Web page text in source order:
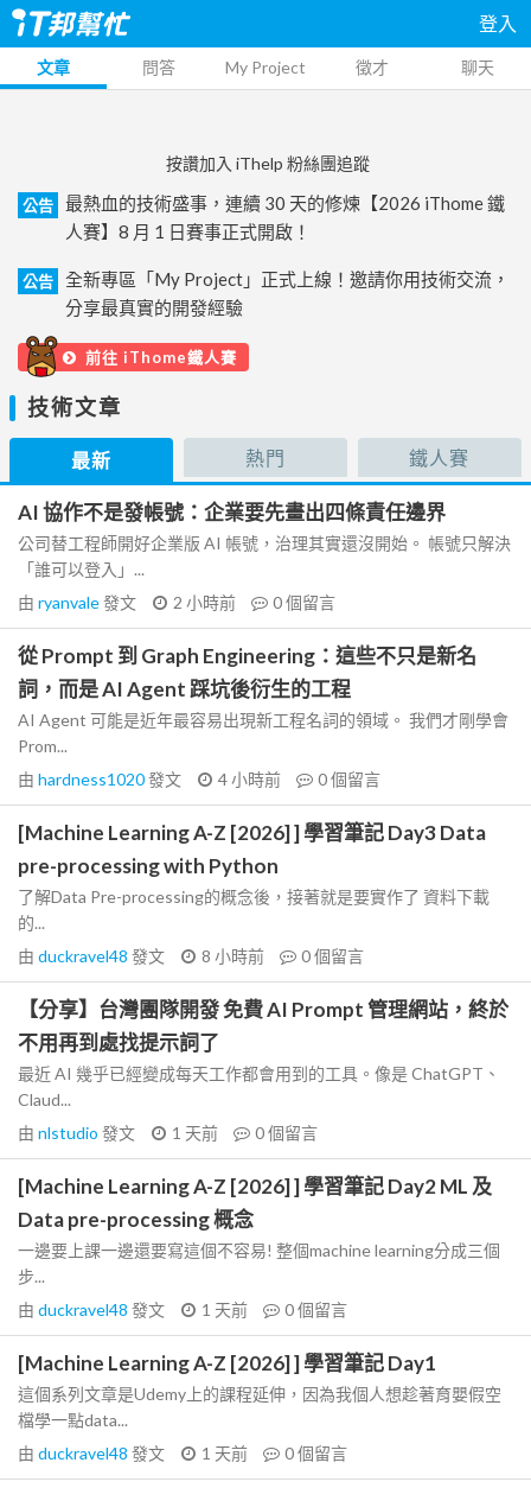
登入
文章 問答 My Project 徵才 聊天
按讚加入 iThelp 粉絲團追蹤
公告
最熱血的技術盛事，連續 30 天的修煉【2026 iThome 鐵
人賽】8 月 1 日賽事正式開啟！
公告
全新專區「My Project」正式上線！邀請你用技術交流，
分享最真實的開發經驗
前往 iThome鐵人賽
技術文章
最新 熱門 鐵人賽
AI 協作不是發帳號：企業要先畫出四條責任邊界
公司替工程師開好企業版 AI 帳號，治理其實還沒開始。 帳號只解決
「誰可以登入」...
由 ryanvale發文 2 小時前 0個留言
從 Prompt 到 Graph Engineering：這些不只是新名
詞，而是 AI Agent 踩坑後衍生的工程
AI Agent 可能是近年最容易出現新工程名詞的領域。 我們才剛學會
Prom...
由 hardness1020發文 4 小時前 0個留言
[Machine Learning A-Z [2026] ] 學習筆記 Day3 Data
pre-processing with Python
了解Data Pre-processing的概念後，接著就是要實作了 資料下載
的...
由 duckravel48 發文 8 小時前 0個留言
【分享】台灣團隊開發 免費 AI Prompt 管理網站，終於
不用再到處找提示詞了
最近 AI 幾乎已經變成每天工作都會用到的工具。像是 ChatGPT、
Claud...
由 nlstudio 發文 1 天前 0個留言
[Machine Learning A-Z [2026] ] 學習筆記 Day2 ML 及
Data pre-processing 概念
一邊要上課一邊還要寫這個不容易! 整個machine learning分成三個
步...
由 duckravel48 發文 1 天前 0個留言
[Machine Learning A-Z [2026] ] 學習筆記 Day1
這個系列文章是Udemy上的課程延伸，因為我個人想趁著育嬰假空
檔學一點data...
由 duckravel48 發文 1 天前 0個留言